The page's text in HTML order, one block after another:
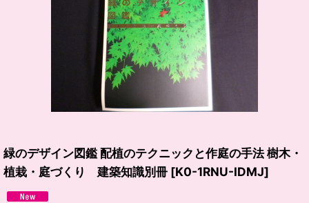
緑のデザイン図鑑 配植のテクニックと作庭の手法 樹木・
植栽・庭づくり 建築知識別冊 [K0-1RNU-IDMJ]